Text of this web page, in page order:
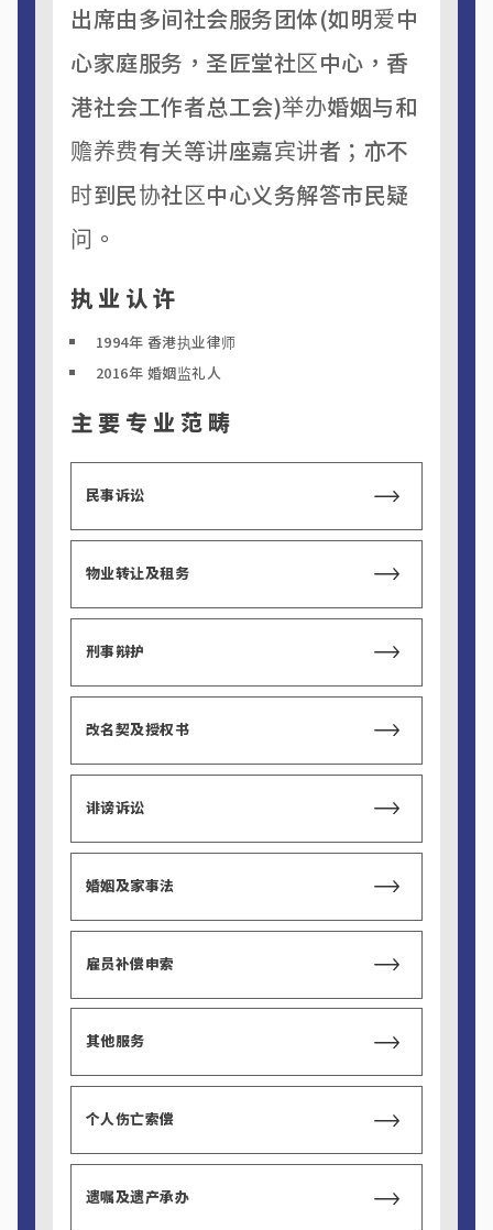
出席由多间社会服务团体(如明爱中
心家庭服务，圣匠堂社区中心，香
港社会工作者总工会)举办婚姻与和
赡养费有关等讲座嘉宾讲者；亦不
时到民协社区中心义务解答市民疑
问。
执业认许
1994年 香港执业律师
2016年 婚姻监礼人
主要专业范畴
民事诉讼
物业转让及租务
刑事辩护
改名契及授权书
诽谤诉讼
婚姻及家事法
雇员补偿申索
其他服务
个人伤亡索偿
遗嘱及遗产承办